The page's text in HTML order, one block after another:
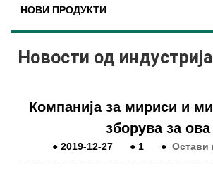
НОВИ ПРОДУКТИ
Новости од
Компанија за мириси и
зборува за ова
●2019-12-27 ●1 ● Остави